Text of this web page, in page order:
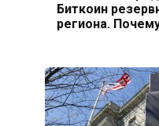
Биткоин
региона.